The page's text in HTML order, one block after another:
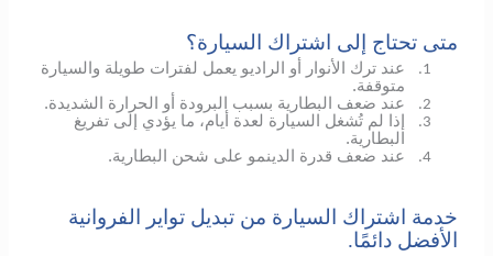
متى تحتاج إلى اشتراك السيارة؟
1.
عند ترك الأنوار أو الراديو يعمل لفترات طويلة والسيارة
متوقفة.
2. عند ضعف البطارية بسبب البرودة أو الحرارة الشديدة.
3.
إذا لم تُشغل السيارة لعدة أيام، ما يؤدي إلى تفريغ
البطارية.
4. عند ضعف قدرة الدينمو على شحن البطارية.
خدمة اشتراك السيارة من تبديل تواير الفروانية
الأفضل دائمًا.